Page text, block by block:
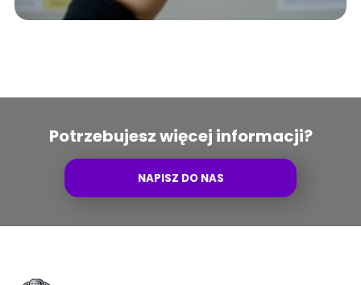
Potrzebujesz więcej informacji?
NAPISZ DO NAS